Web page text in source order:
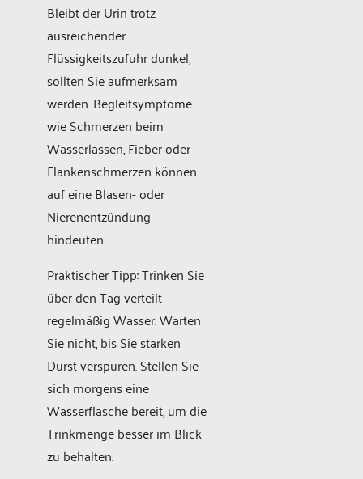
Bleibt der Urin trotz
ausreichender
Flüssigkeitszufuhr dunkel,
sollten Sie aufmerksam
werden. Begleitsymptome
wie Schmerzen beim
Wasserlassen, Fieber oder
Flankenschmerzen können
auf eine Blasen- oder
Nierenentzündung
hindeuten.
Praktischer Tipp: Trinken Sie
über den Tag verteilt
regelmäßig Wasser. Warten
Sie nicht, bis Sie starken
Durst verspüren. Stellen Sie
sich morgens eine
Wasserflasche bereit, um die
Trinkmenge besser im Blick
zu behalten.